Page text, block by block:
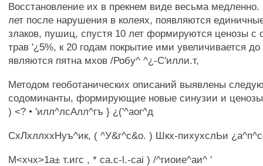
Восстановление их в прекнем виде весьма
лет после нарушения в колеях, появляются
злаков, пушиц, спустя 10 лет формируются ценозы
трав '¿5%, к 20 годам покрытие ими увеличивается
являются пятна мхов /Робу^ ^¿-С'илли.т,
Методом геоботанических описаний выявлены
содоминанты, формирующие новые синузии и
) <? • 'илл^лсАлл^гъ } ¿('^аог^д
СхЛхллххНуъ^ик, ( ^У&г^с&о. ) Шкх-пихухслЬи
М<хчх>1а± т.игс , * ca.c-l.-cai ) /^гиоие^аи^ '